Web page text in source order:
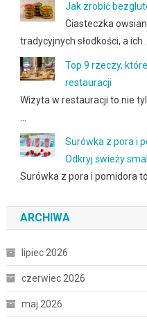
Jak zrobić
Ciasteczka
tradycyjnych słodkości, a ich
Top 9 rzeczy,
restauracji
Wizyta w restauracji to nie
…
Surówka z pora i
Odkryj świeży
Surówka z pora i pomidora
ARCHIWA
lipiec 2026
czerwiec 2026
maj 2026